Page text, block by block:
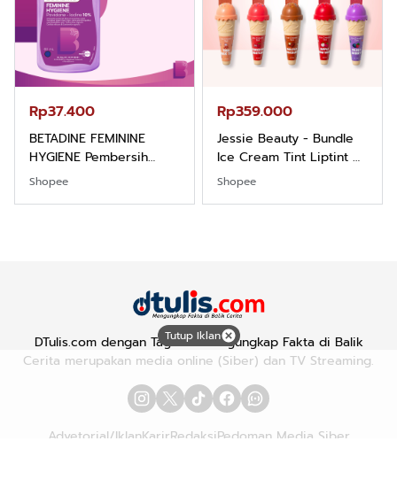
Rp37.400
BETADINE FEMININE
HYGIENE Pembersih
Kewanitaan 60ml
Shopee
Rp359.000
Jessie Beauty - Bundle
Ice Cream Tint Liptint All
Variant
Shopee
Tutup Iklan
DTulis.com dengan Tagline "Mengungkap Fakta di Balik
Cerita merupakan media online (Siber) dan TV Streaming.
Advetorial/IklanKarirRedaksiPedoman Media Siber